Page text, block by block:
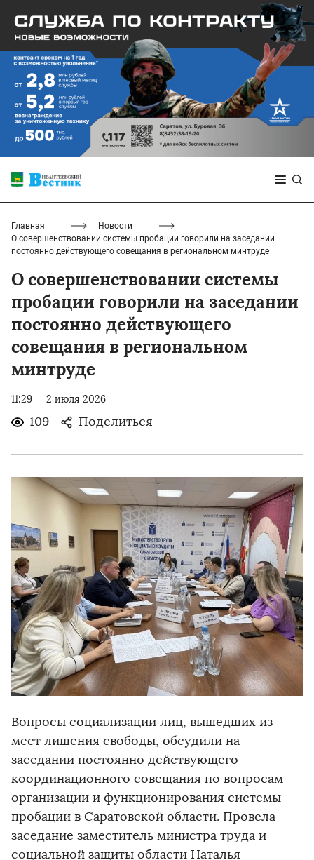
Главная
Новости
О совершенствовании системы пробации говорили на заседании
постоянно действующего совещания в региональном минтруде
О совершенствовании системы
пробации говорили на заседании
постоянно действующего
совещания в региональном
минтруде
11:29 2 июля 2026
109 Поделиться
Вопросы социализации лиц, вышедших из
мест лишения свободы, обсудили на
заседании постоянно действующего
координационного совещания по вопросам
организации и функционирования системы
пробации в Саратовской области. Провела
заседание заместитель министра труда и
социальной защиты области Наталья